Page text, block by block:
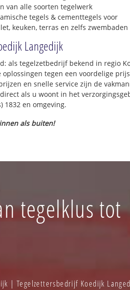
van alle soorten tegelwerk
tegels & cementtegels voor
keuken, terras en zelfs zwembaden
Langedijk
als tegelzetbedrijf bekend in regio
tegen een voordelige
en snelle service zijn de
als u woont in het
1832 en omgeving.
als buiten!
tegelklus tot
| Tegelzettersbedrijf Koedijk